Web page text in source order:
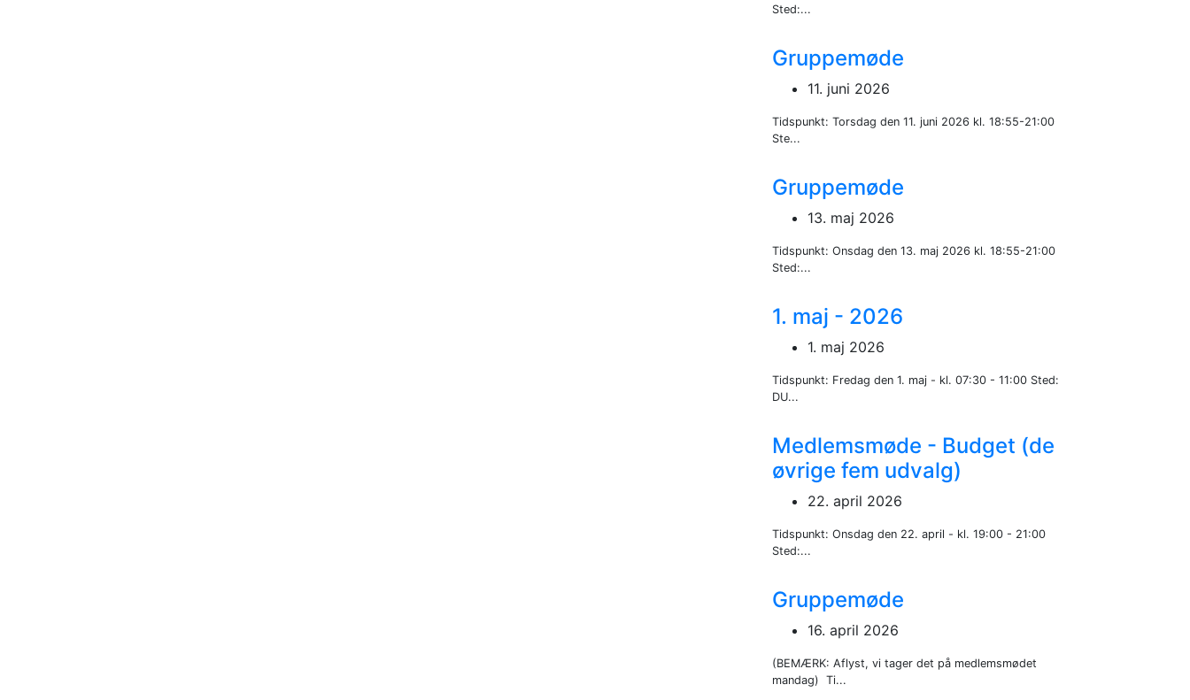
Sted:...
Gruppemøde
11. juni 2026
Tidspunkt: Torsdag den 11. juni 2026 kl. 18:55-21:00
Ste...
Gruppemøde
13. maj 2026
Tidspunkt: Onsdag den 13. maj 2026 kl. 18:55-21:00
Sted:...
1. maj - 2026
1. maj 2026
Tidspunkt: Fredag den 1. maj - kl. 07:30 - 11:00 Sted:
DU...
Medlemsmøde - Budget (de
øvrige fem udvalg)
22. april 2026
Tidspunkt: Onsdag den 22. april - kl. 19:00 - 21:00
Sted:...
Gruppemøde
16. april 2026
(BEMÆRK: Aflyst, vi tager det på medlemsmødet
mandag) Ti...